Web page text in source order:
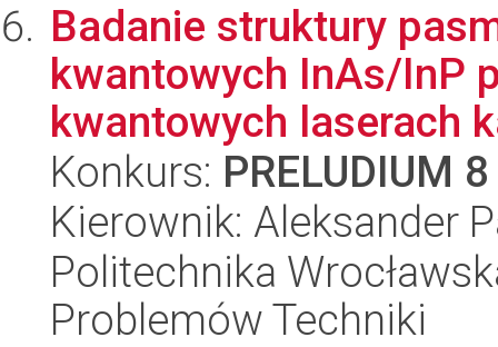
Badanie struktury
kwantowych InAs/InP
kwantowych laserach
Konkurs: PRELUDIUM 8
Kierownik: Aleksander
Politechnika
Problemów Techniki